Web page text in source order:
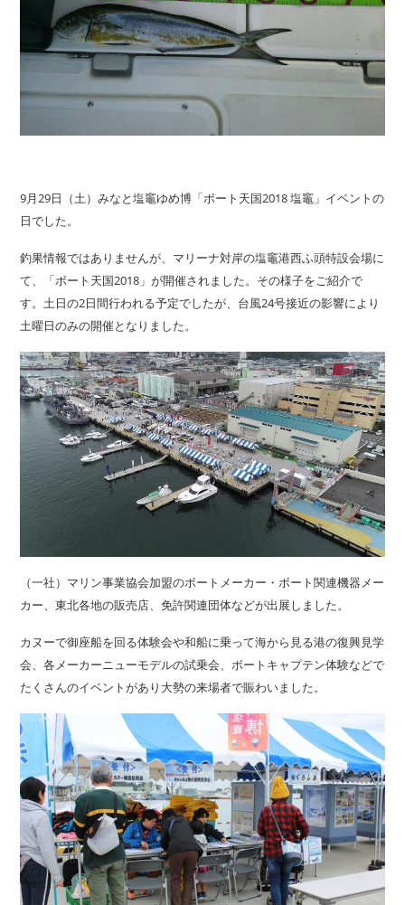
9月29日（土）みなと塩竈ゆめ博「ボート天国2018 塩竈」イベントの
日でした。
釣果情報ではありませんが、マリーナ対岸の塩竈港西ふ頭特設会場に
て、「ボート天国2018」が開催されました。その様子をご紹介で
す。土日の2日間行われる予定でしたが、台風24号接近の影響により
土曜日のみの開催となりました。
（一社）マリン事業協会加盟のボートメーカー・ボート関連機器メー
カー、東北各地の販売店、免許関連団体などが出展しました。
カヌーで御座船を回る体験会や和船に乗って海から見る港の復興見学
会、各メーカーニューモデルの試乗会、ボートキャプテン体験などで
たくさんのイベントがあり大勢の来場者で賑わいました。